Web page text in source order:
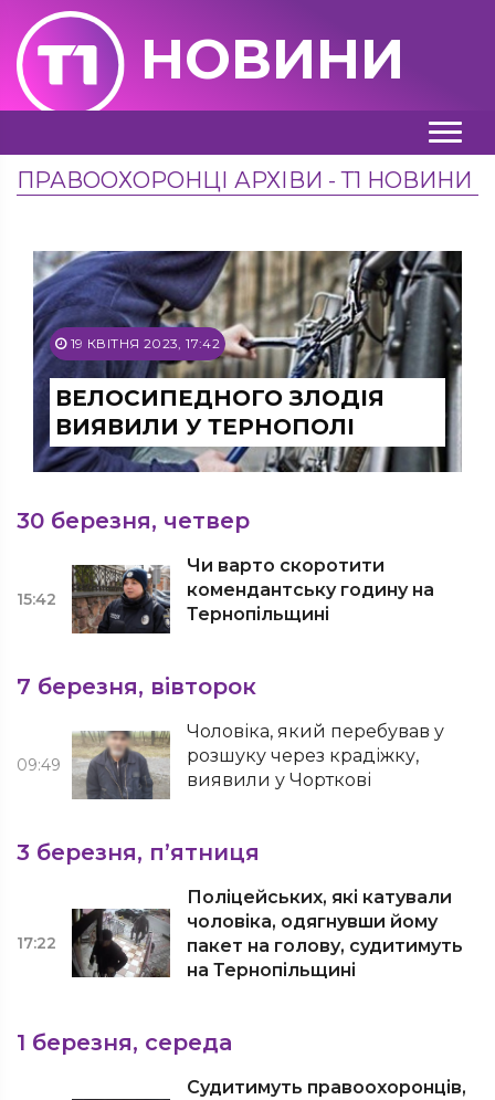
НОВИНИ
ПРАВООХОРОНЦІ АРХІВИ - Т1 НОВИНИ
19 КВІТНЯ 2023, 17:42
ВЕЛОСИПЕДНОГО ЗЛОДІЯ
ВИЯВИЛИ У ТЕРНОПОЛІ
30 березня, четвер
15:42
Чи варто скоротити
комендантську годину на
Тернопільщині
7 березня, вівторок
09:49
Чоловіка, який перебував у
розшуку через крадіжку,
виявили у Чорткові
3 березня, п’ятниця
17:22
Поліцейських, які катували
чоловіка, одягнувши йому
пакет на голову, судитимуть
на Тернопільщині
1 березня, середа
Судитимуть правоохоронців,